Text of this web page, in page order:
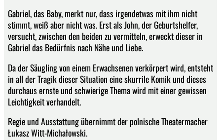
Gabriel, das Baby, merkt nur, dass irgendetwas mit ihm nicht
stimmt, weiß aber nicht was. Erst als John, der Geburtshelfer,
versucht, zwischen den beiden zu vermitteln, erweckt dieser in
Gabriel das Bedürfnis nach Nähe und Liebe.
Da der Säugling von einem Erwachsenen verkörpert wird, entsteht
in all der Tragik dieser Situation eine skurrile Komik und dieses
durchaus ernste und schwierige Thema wird mit einer gewissen
Leichtigkeit verhandelt.
Regie und Ausstattung übernimmt der polnische Theatermacher
Łukasz Witt-Michałowski.